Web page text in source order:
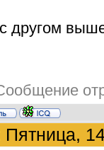
другом
Пятница,